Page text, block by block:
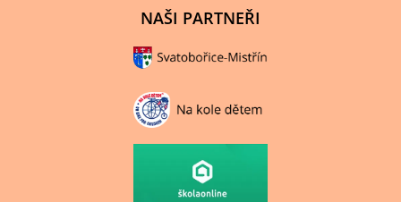
NAŠI PARTNEŘI